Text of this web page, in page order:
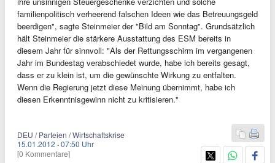
familienpolitisch verheerend falschen Ideen wie das Betreuungsgeld
beerdigen", sagte Steinmeier der "Bild am Sonntag". Grundsätzlich
hält Steinmeier die stärkere Ausstattung des ESM bereits in
diesem Jahr für sinnvoll: "Als der Rettungsschirm im vergangenen
Jahr im Bundestag verabschiedet wurde, habe ich bereits gesagt,
dass er zu klein ist, um die gewünschte Wirkung zu entfalten.
Wenn die Regierung jetzt diese Meinung übernimmt, habe ich
diesen Erkenntnisgewinn nicht zu kritisieren."
DEU / Parteien / Wirtschaftskrise
15.01.2012 ·07:50 Uhr
[0 Kommentare]